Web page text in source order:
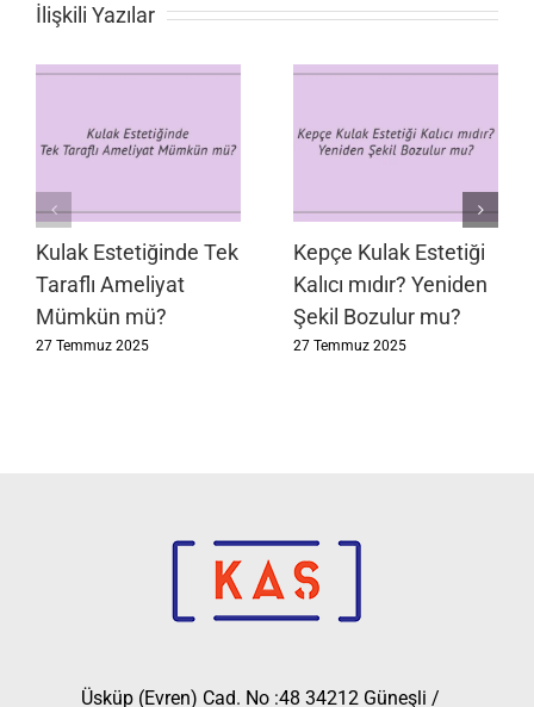
İlişkili Yazılar
Kulak Estetiğinde Tek
Taraflı Ameliyat
Mümkün mü?
27 Temmuz 2025
Kepçe Kulak Estetiği
Kalıcı mıdır? Yeniden
Şekil Bozulur mu?
27 Temmuz 2025
Üsküp (Evren) Cad. No :48 34212 Güneşli /